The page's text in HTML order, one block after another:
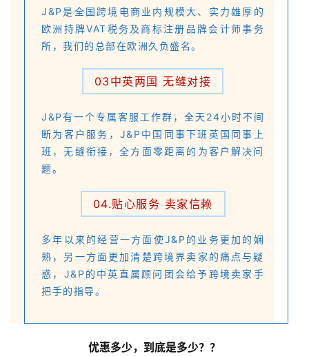
运
J&P是全国跨境电商业内规模大、实力雄厚的
欧洲持牌VAT税务及商标注册品牌会计师事务
所，我们的总部在欧洲久负盛名。
03中英两国 无缝对接
J&P有一个专属客服工作群，全天24小时不间
断为客户服务，J&P中国同事下班英国同事上
班，无缝衔接，全方面零距离的为客户解决问
题。
04.贴心服务 卖家信赖
多年以来的经营一方面使J&P的业务更加的娴
熟，另一方面更加清楚跨境界卖家的痛点与疑
惑，J&P的中英直属顾问团会给予跨境卖家手
把手的指导。
优惠多少，到底是多少？？